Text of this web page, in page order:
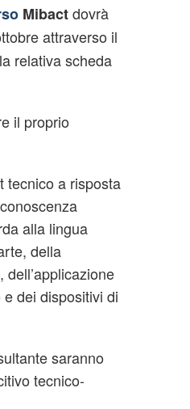
Mibactdovrà
attraverso il
relativa scheda
il proprio
tecnico a risposta
alla lingua
della
dei dispositivi di
saranno
tecnico-